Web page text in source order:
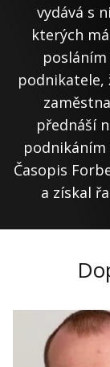
vydává s
kterých má
posláním
podnikatele,
přednáší
Časopis
a získal